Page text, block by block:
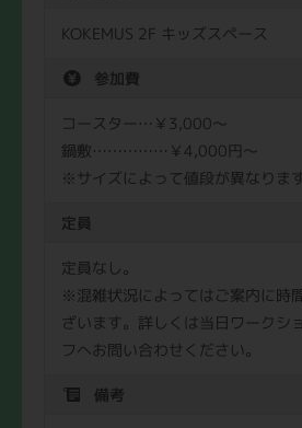
KOKEMUS 2F キッズスペース
参加費
コースター…￥3,000〜
鍋敷……………￥4,000円〜
※サイズによって値段が異なります
定員
定員なし。
※混雑状況によってはご案内に時
ざいます。詳しくは当日ワークシ
フへお問い合わせください。
備考